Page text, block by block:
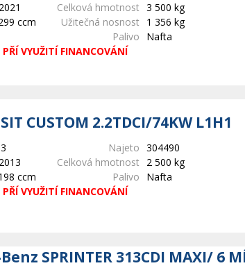
Celková hmotnost 3 500 kg
ccm Užitečná nosnost
1 356 kg
Palivo
Nafta
PŘÍ VYUŽITÍ FINANCOVÁNÍ
CUSTOM 2.2TDCI/74KW L1H1
Najeto 304490
Celková hmotnost
2 500 kg
ccm Palivo
Nafta
PŘÍ VYUŽITÍ FINANCOVÁNÍ
SPRINTER 313CDI MAXI/ 6